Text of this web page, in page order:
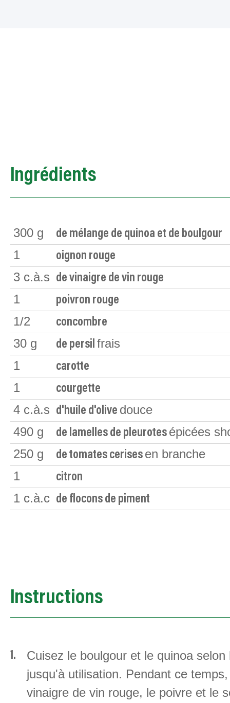
Ingrédients
300 g de mélange de quinoa et de boulgour
1 oignon rouge
3 c.à.s de vinaigre de vin rouge
1 poivron rouge
1/2 concombre
30 g de persil frais
1
carotte
1 courgette
4 c.à.s d'huile d'olive douce
490 g de lamelles de pleurotes épicées
250 g de tomates cerises en branche
1
citron
1 c.à.c de flocons de piment
Instructions
Cuisez le boulgour et le quinoa
jusqu'à utilisation. Pendant ce
vinaigre de vin rouge, le poivre et le